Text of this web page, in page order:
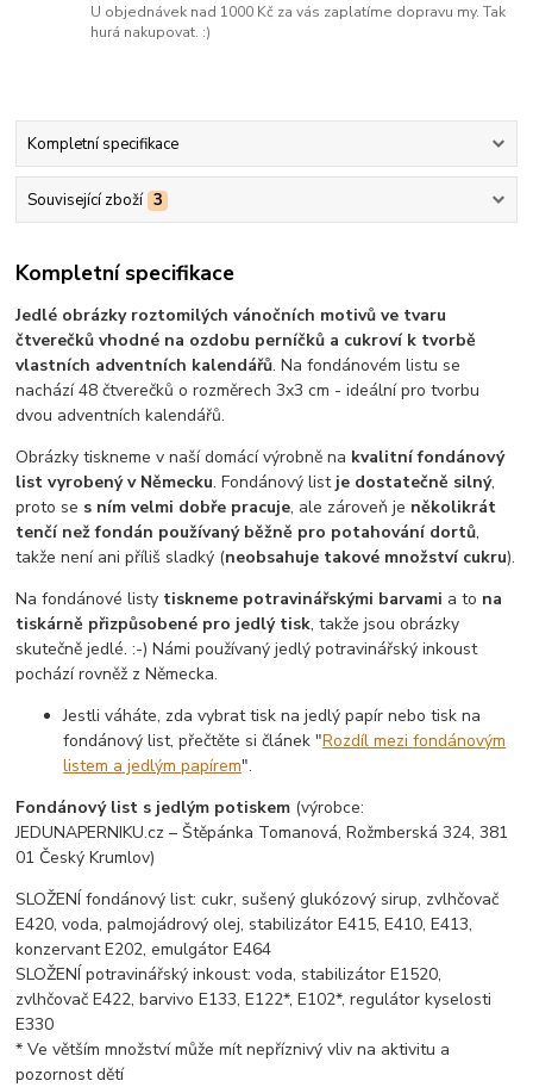
U objednávek nad 1000 Kč za vás zaplatíme dopravu my. Tak
hurá nakupovat. :)
Kompletní specifikace
Související zboží 3
Kompletní specifikace
Jedlé obrázky roztomilých vánočních motivů ve tvaru
čtverečků vhodné na ozdobu perníčků a cukroví k tvorbě
vlastních adventních kalendářů. Na fondánovém listu se
nachází 48 čtverečků o rozměrech 3x3 cm - ideální pro tvorbu
dvou adventních kalendářů.
Obrázky tiskneme v naší domácí výrobně na kvalitní fondánový
list vyrobený v Německu. Fondánový list je dostatečně silný,
proto se s ním velmi dobře pracuje, ale zároveň je několikrát
tenčí než fondán používaný běžně pro potahování dortů,
takže není ani příliš sladký (neobsahuje takové množství cukru).
Na fondánové listy tiskneme potravinářskými barvami a to na
tiskárně přizpůsobené pro jedlý tisk, takže jsou obrázky
skutečně jedlé. :-) Námi používaný jedlý potravinářský inkoust
pochází rovněž z Německa.
Jestli váháte, zda vybrat tisk na jedlý papír nebo tisk na
fondánový list, přečtěte si článek "Rozdíl mezi fondánovým
listem a jedlým papírem".
Fondánový list s jedlým potiskem (výrobce:
JEDUNAPERNIKU.cz – Štěpánka Tomanová, Rožmberská 324, 381
01 Český Krumlov)
SLOŽENÍ fondánový list: cukr, sušený glukózový sirup, zvlhčovač
E420, voda, palmojádrový olej, stabilizátor E415, E410, E413,
konzervant E202, emulgátor E464
SLOŽENÍ potravinářský inkoust: voda, stabilizátor E1520,
zvlhčovač E422, barvivo E133, E122*, E102*, regulátor kyselosti
E330
* Ve větším množství může mít nepříznivý vliv na aktivitu a
pozornost dětí